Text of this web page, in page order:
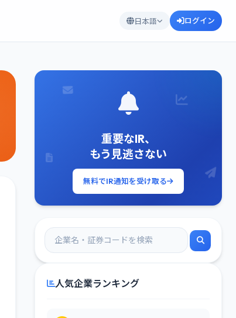
日本語 ログイン
重要なIR、
もう見逃さない
無料でIR通知を受け取る
人気企業ランキング